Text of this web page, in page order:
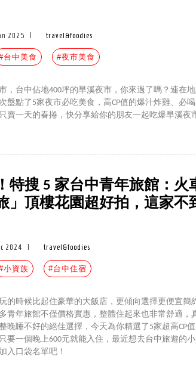
2025 travel&foodies
台中美食 #夜市美食
，台中佔地400坪的旱溪夜市，你來過了嗎？連在
盤點了5家夜市必吃美食，高CP值的爆汁炸雞、必
賣一天的春捲，快分享給你的朋友一起吃爆旱溪夜
特搜 5 家台中青年旅館：火
」頂樓花園超好拍，這家不
2024 travel&foodies
小資族 #台中住宿
的時候比起住豪華的大飯店，更傾向選擇更便宜簡
青年旅館不僅價格實惠，整體住起來也非常舒適，
晚睡不好的絕佳選擇，今天為你精選了5家超高CP
要一個晚上600元就能入住，最近想去台中旅遊的
入口袋名單吧！